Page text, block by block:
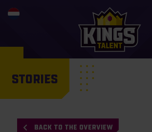
STORIES
BACK TO THE OVERVIEW